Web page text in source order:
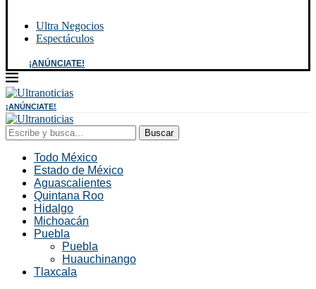
Ultra Negocios
Espectáculos
¡ANÚNCIATE!
¡ANÚNCIATE!
Buscar
Todo México
Estado de México
Aguascalientes
Quintana Roo
Hidalgo
Michoacán
Puebla
Puebla
Huauchinango
Tlaxcala